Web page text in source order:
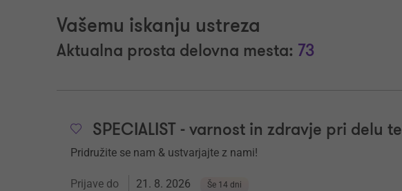
Vašemu iskanju ustreza
Aktualna prosta delovna mesta: 73
SPECIALIST - varnost in zdravje pri delu
Pridružite se nam & ustvarjajte z nami!
Prijave do 21. 8. 2026 Še 14 dni